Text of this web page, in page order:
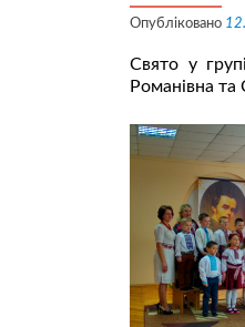
Опубліковано
Свято у
Романівна та